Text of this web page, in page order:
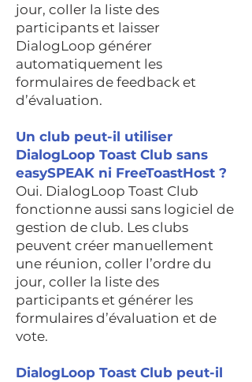
jour, coller la liste des
participants et laisser
DialogLoop générer
automatiquement les
formulaires de feedback et
d’évaluation.
Un club peut-il utiliser
DialogLoop Toast Club sans
easySPEAK ni FreeToastHost ?
Oui. DialogLoop Toast Club
fonctionne aussi sans logiciel de
gestion de club. Les clubs
peuvent créer manuellement
une réunion, coller l’ordre du
jour, coller la liste des
participants et générer les
formulaires d’évaluation et de
vote.
DialogLoop Toast Club peut-il